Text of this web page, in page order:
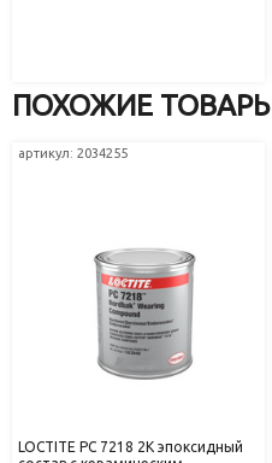
ПОХОЖИЕ ТОВАРЫ
артикул: 2034255
LOCTITE PC 7218 2К эпоксидный